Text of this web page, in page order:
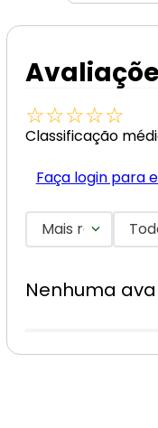
☆☆☆☆☆
Classificação
Faça login para
Mais recentes
Nenhuma